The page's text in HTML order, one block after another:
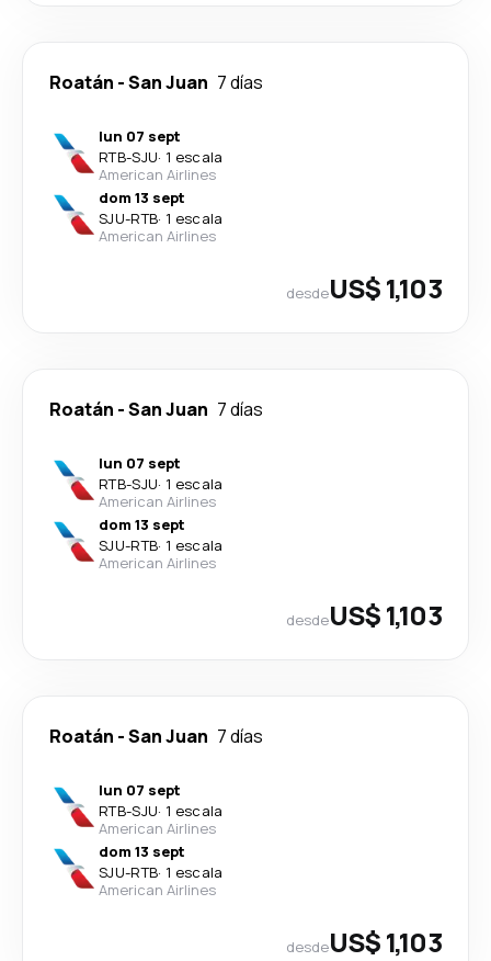
Roatán -San Juan 7 días
lun 07 sept
RTB-SJU· 1 escala
American Airlines
dom 13 sept
SJU-RTB· 1 escala
American Airlines
desdeUS$ 1,103
Roatán -San Juan 7 días
lun 07 sept
RTB-SJU· 1 escala
American Airlines
dom 13 sept
SJU-RTB· 1 escala
American Airlines
desdeUS$ 1,103
Roatán -San Juan 7 días
lun 07 sept
RTB-SJU· 1 escala
American Airlines
dom 13 sept
SJU-RTB· 1 escala
American Airlines
desdeUS$ 1,103